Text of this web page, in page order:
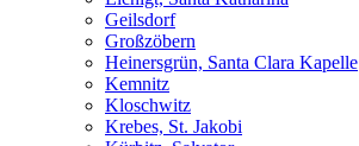
Geilsdorf
Großzöbern
Heinersgrün, Santa Clara Kapelle
Kemnitz
Kloschwitz
Krebes, St. Jakobi